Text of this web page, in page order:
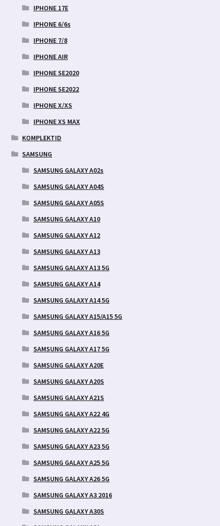
IPHONE 17E
IPHONE 6/6s
IPHONE 7/8
IPHONE AIR
IPHONE SE2020
IPHONE SE2022
IPHONE X/XS
IPHONE XS MAX
KOMPLEKTID
SAMSUNG
SAMSUNG GALAXY A02s
SAMSUNG GALAXY A04S
SAMSUNG GALAXY A05S
SAMSUNG GALAXY A10
SAMSUNG GALAXY A12
SAMSUNG GALAXY A13
SAMSUNG GALAXY A13 5G
SAMSUNG GALAXY A14
SAMSUNG GALAXY A14 5G
SAMSUNG GALAXY A15/A15 5G
SAMSUNG GALAXY A16 5G
SAMSUNG GALAXY A17 5G
SAMSUNG GALAXY A20E
SAMSUNG GALAXY A20S
SAMSUNG GALAXY A21S
SAMSUNG GALAXY A22 4G
SAMSUNG GALAXY A22 5G
SAMSUNG GALAXY A23 5G
SAMSUNG GALAXY A25 5G
SAMSUNG GALAXY A26 5G
SAMSUNG GALAXY A3 2016
SAMSUNG GALAXY A30S